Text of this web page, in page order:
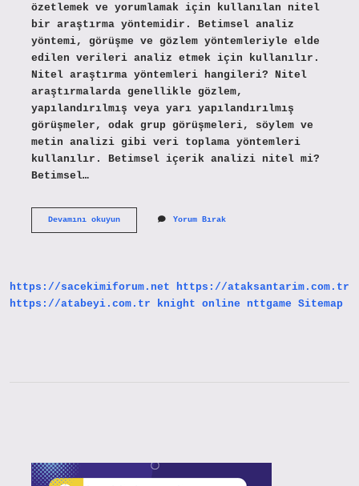
özetlemek ve yorumlamak için kullanılan nitel
bir araştırma yöntemidir. Betimsel analiz
yöntemi, görüşme ve gözlem yöntemleriyle elde
edilen verileri analiz etmek için kullanılır.
Nitel araştırma yöntemleri hangileri? Nitel
araştırmalarda genellikle gözlem,
yapılandırılmış veya yarı yapılandırılmış
görüşmeler, odak grup görüşmeleri, söylem ve
metin analizi gibi veri toplama yöntemleri
kullanılır. Betimsel içerik analizi nitel mi?
Betimsel…
Devamını okuyunBetimsel
Yorum Bırak
https://sacekimiforum.net
https://ataksantarim.com.tr
https://atabeyi.com.tr
knight online nttgame Sitemap